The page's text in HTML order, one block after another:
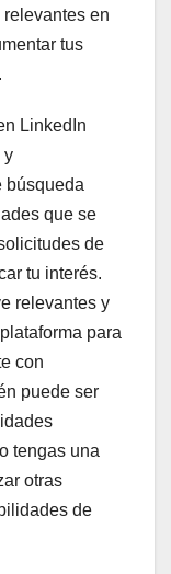
en
tus
LinkedIn
y
búsqueda
que se
de
tu interés.
relevantes y
para
con
puede ser
tengas una
otras
de